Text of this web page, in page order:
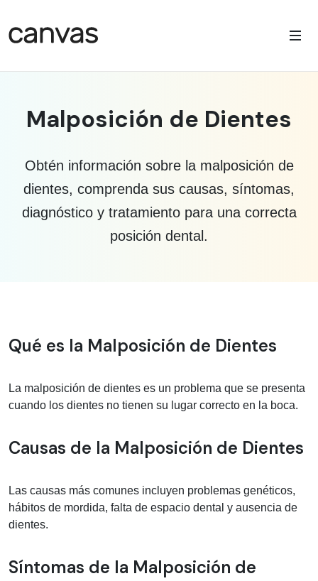
Malposición de Dientes
Obtén información sobre la malposición de
dientes, comprenda sus causas, síntomas,
diagnóstico y tratamiento para una correcta
posición dental.
Información médica sobre
Qué es la Malposición de Dientes
La malposición de dientes es un problema que se presenta
cuando los dientes no tienen su lugar correcto en la boca.
Causas de la Malposición de Dientes
Las causas más comunes incluyen problemas genéticos,
hábitos de mordida, falta de espacio dental y ausencia de
dientes.
Síntomas de la Malposición de